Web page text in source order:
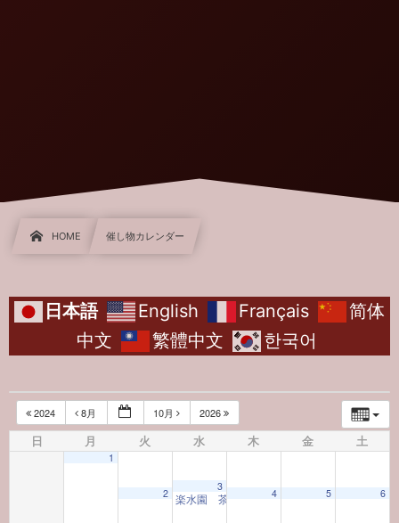
HOME 催し物カレンダー
日本語 English Français
简体
中文
繁體中文 한국어
2024 8月 10月 2026
日 月 火 水 木 金 土
1
2
3
楽水園 茶室の一服10:00 AM
4 5 6